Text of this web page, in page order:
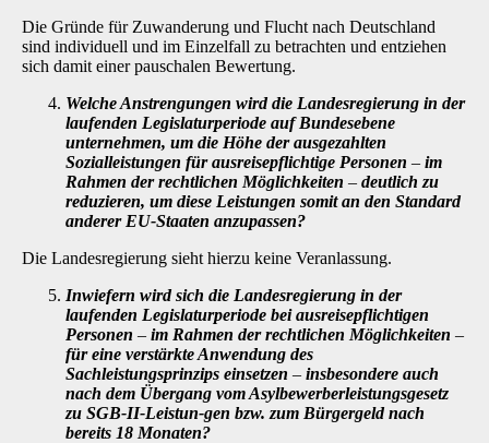
Die Gründe für Zuwanderung und Flucht nach Deutschland
sind individuell und im Einzelfall zu betrachten und entziehen
sich damit einer pauschalen Bewertung.
Welche Anstrengungen wird die Landesregierung in der
laufenden Legislaturperi­ode auf Bundesebene
unternehmen, um die Höhe der ausgezahlten
Sozialleistun­gen für ausreisepflichtige Personen – im
Rahmen der rechtlichen Möglichkeiten – deutlich zu
reduzieren, um diese Leistungen somit an den Standard
anderer EU-Staaten anzupassen?
Die Landesregierung sieht hierzu keine Veranlassung.
Inwiefern wird sich die Landesregierung in der
laufenden Legislaturperiode bei ausreisepflichtigen
Personen – im Rahmen der rechtlichen Möglichkeiten –
für eine verstärkte Anwendung des
Sachleistungsprinzips einsetzen – insbesondere auch
nach dem Übergang vom Asylbewerberleistungsgesetz
zu SGB-II-Leistun-gen bzw. zum Bürgergeld nach
bereits 18 Monaten?